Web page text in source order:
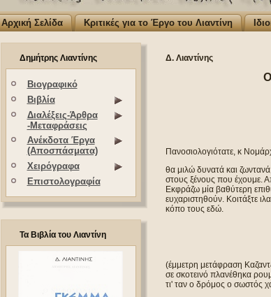
Αρχική Σελίδα Κριτικές για το Έργο του Λιαντίνη
Δημήτρης Λιαντίνης
Βιογραφικό
Βιβλία
Διαλέξεις-Άρθρα
-Μεταφράσεις
Ανέκδοτα Έργα
(Αποσπάσματα)
Χειρόγραφα
Επιστολογραφία
Τα Βιβλία του Λιαντίνη
Δ. Λιαντίνης
Πανοσιολογιότατε, κ
θα μιλώ δυνατά και
στους ξένους που έχουμε.
Εκφράζω μία βαθύτερη
ευχαριστηθούν. Κοιτάξτε
κόπο τους εδώ.
(έμμετρη μετάφραση
σε σκοτεινό πλανέθηκα
τι' ταν ο δρόμος ο σωστός